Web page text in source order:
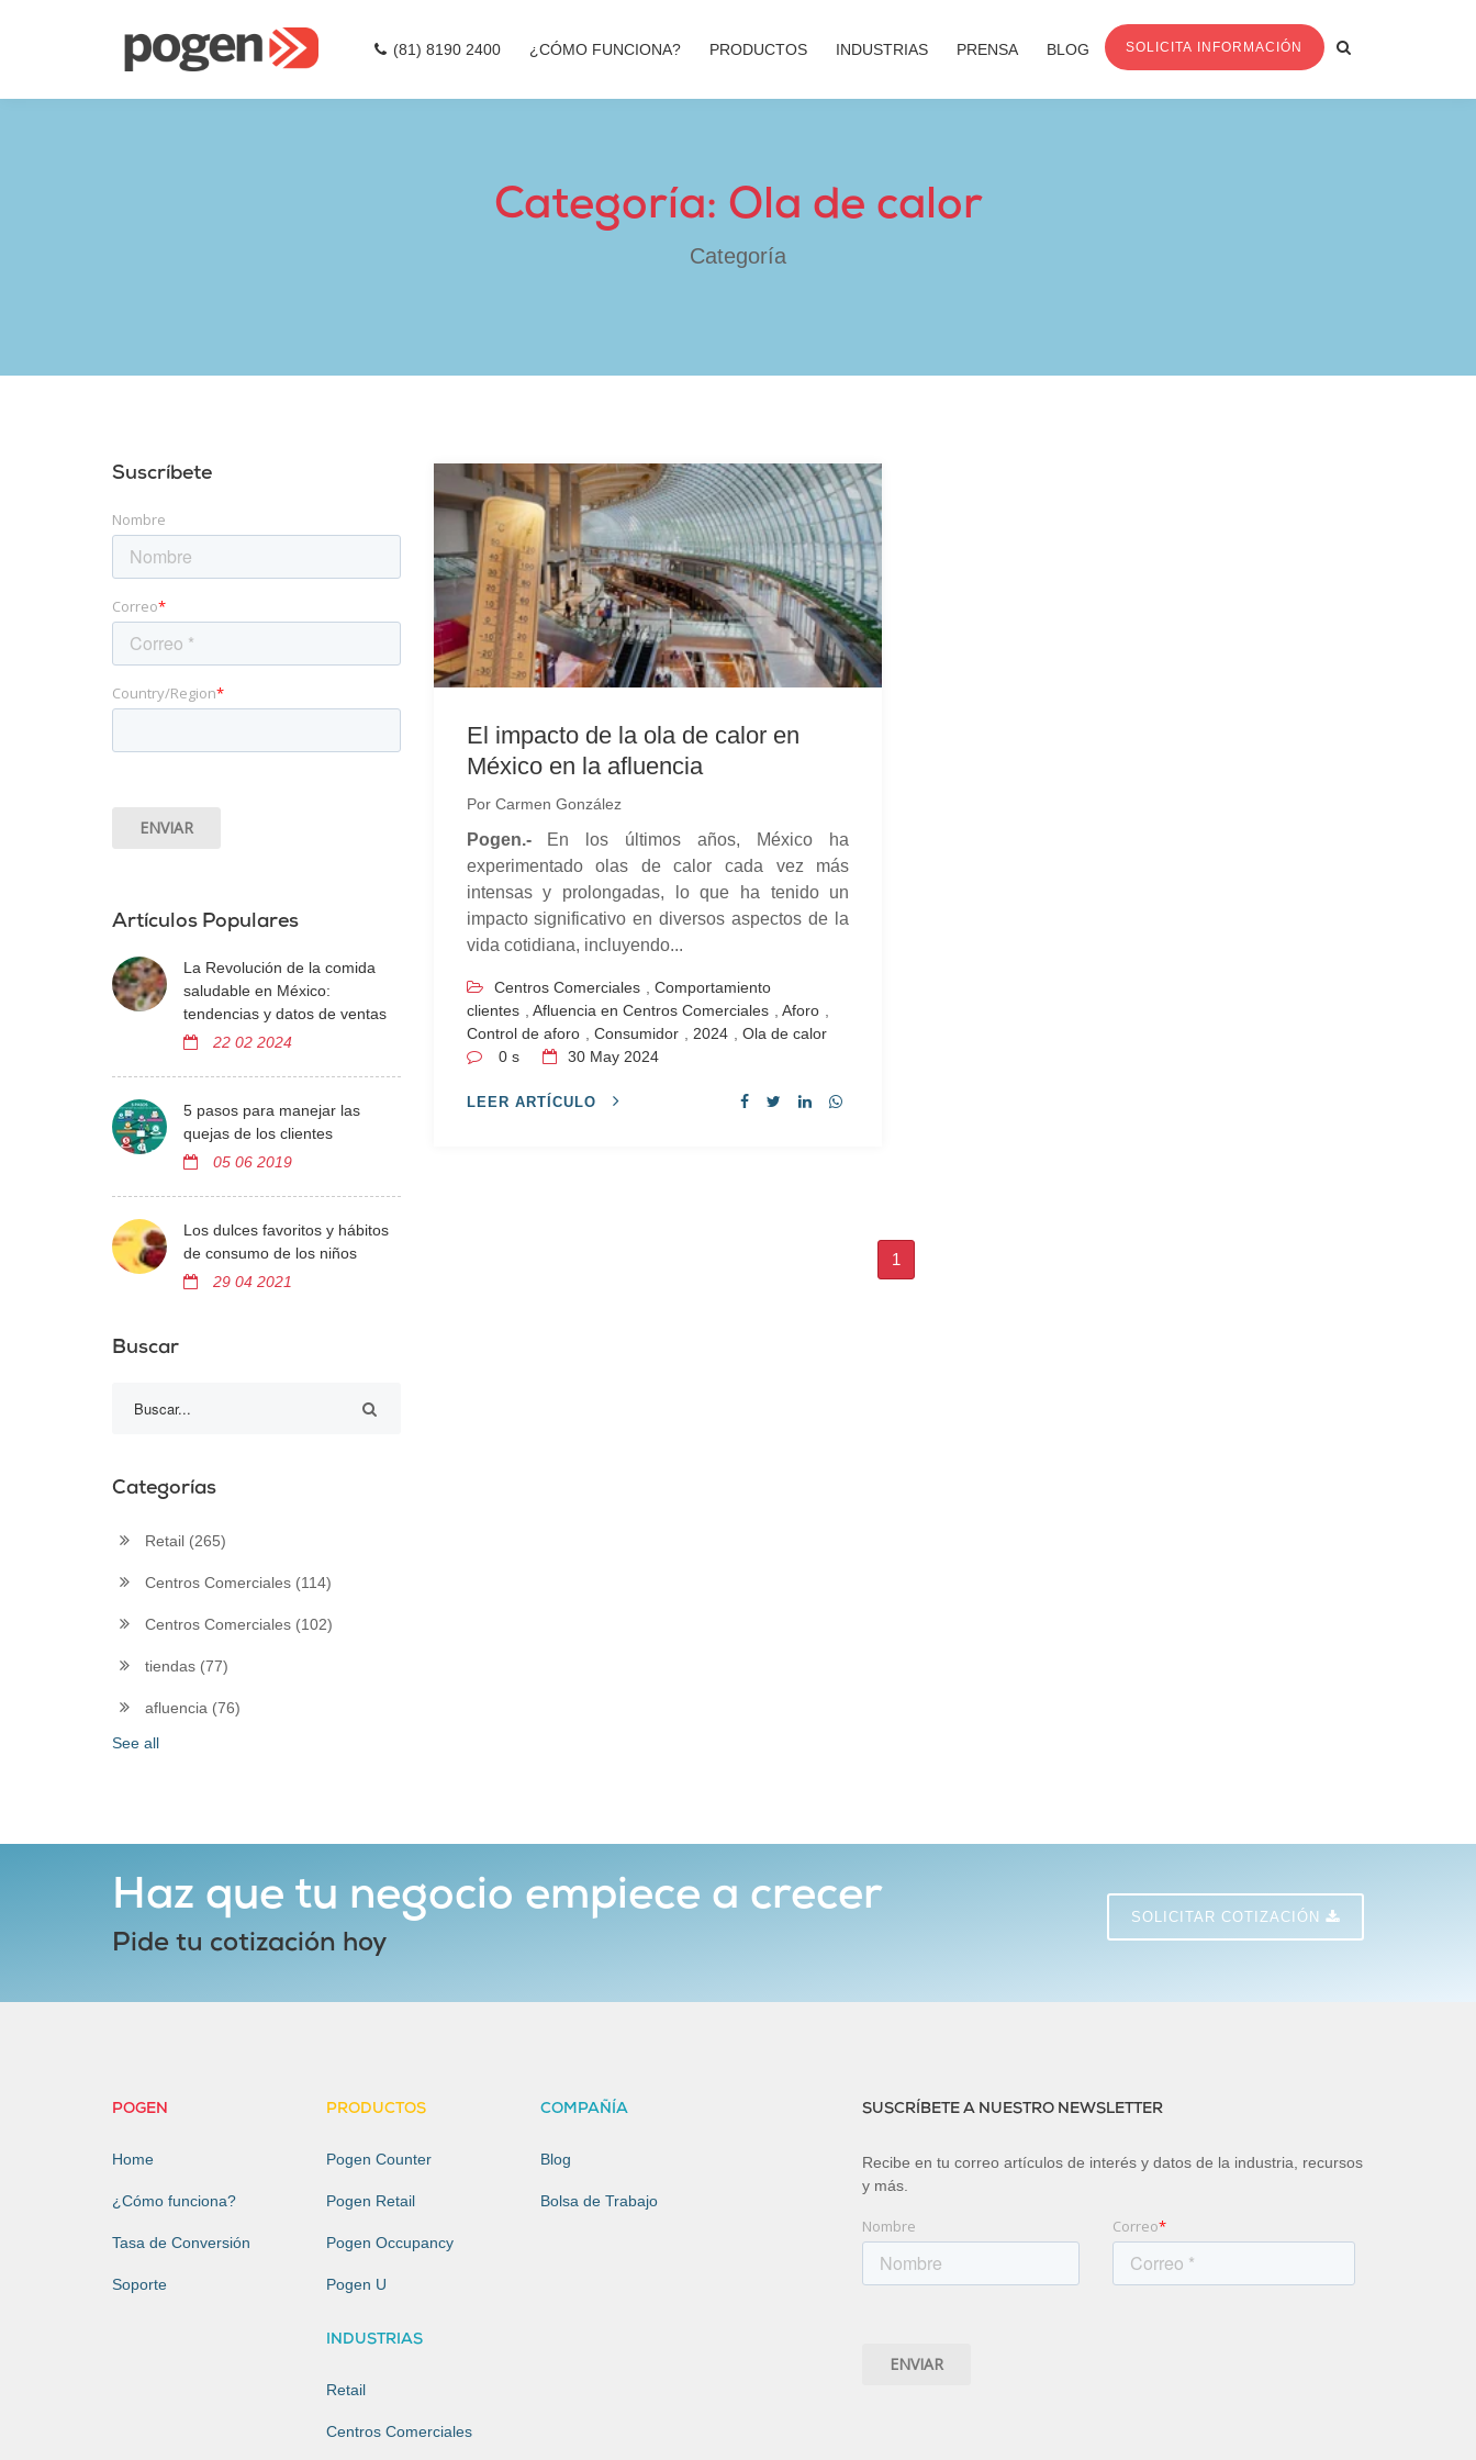
(81) 8190 2400 ¿CÓMO FUNCIONA? PRODUCTOS INDUSTRIAS PRENSA BLOG SOLICITA INFORMACIÓN
Categoría: Ola de calor
Categoría
El impacto de la ola de calor en
México en la afluencia
Por Carmen González
Pogen.- En los últimos años, México ha
experimentado olas de calor cada vez más
intensas y prolongadas, lo que ha tenido un
impacto significativo en diversos aspectos de la
vida cotidiana, incluyendo...
Centros Comerciales , Comportamiento
clientes , Afluencia en Centros Comerciales , Aforo ,
Control de aforo , Consumidor , 2024 , Ola de calor
0 s
30 May 2024
LEER ARTÍCULO
1
Suscríbete
Nombre
Correo*
Country/Region*
Artículos Populares
La Revolución de la comida
saludable en México:
tendencias y datos de ventas
22 02 2024
5 pasos para manejar las
quejas de los clientes
05 06 2019
Los dulces favoritos y hábitos
de consumo de los niños
29 04 2021
Buscar
Categorías
Retail (265)
Centros Comerciales (114)
Centros Comerciales (102)
tiendas (77)
afluencia (76)
See all
Haz que tu negocio empiece a crecer
Pide tu cotización hoy
SOLICITAR COTIZACIÓN
POGEN
Home
¿Cómo funciona?
Tasa de Conversión
Soporte
PRODUCTOS
Pogen Counter
Pogen Retail
Pogen Occupancy
Pogen U
INDUSTRIAS
Retail
Centros Comerciales
COMPAÑÍA
Blog
Bolsa de Trabajo
SUSCRÍBETE A NUESTRO NEWSLETTER
Recibe en tu correo artículos de interés y datos de la industria, recursos
y más.
Nombre Correo*